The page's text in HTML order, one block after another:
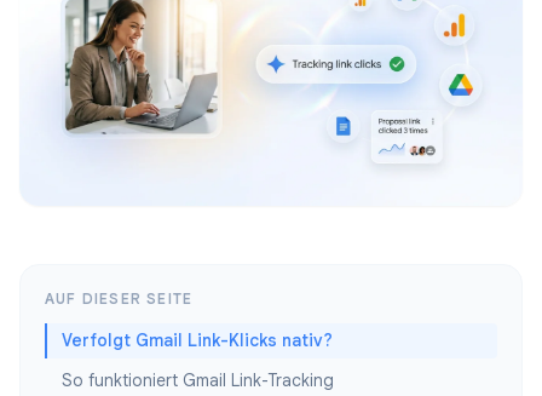
AUF DIESER SEITE
Verfolgt Gmail Link-Klicks nativ?
So funktioniert Gmail Link-Tracking